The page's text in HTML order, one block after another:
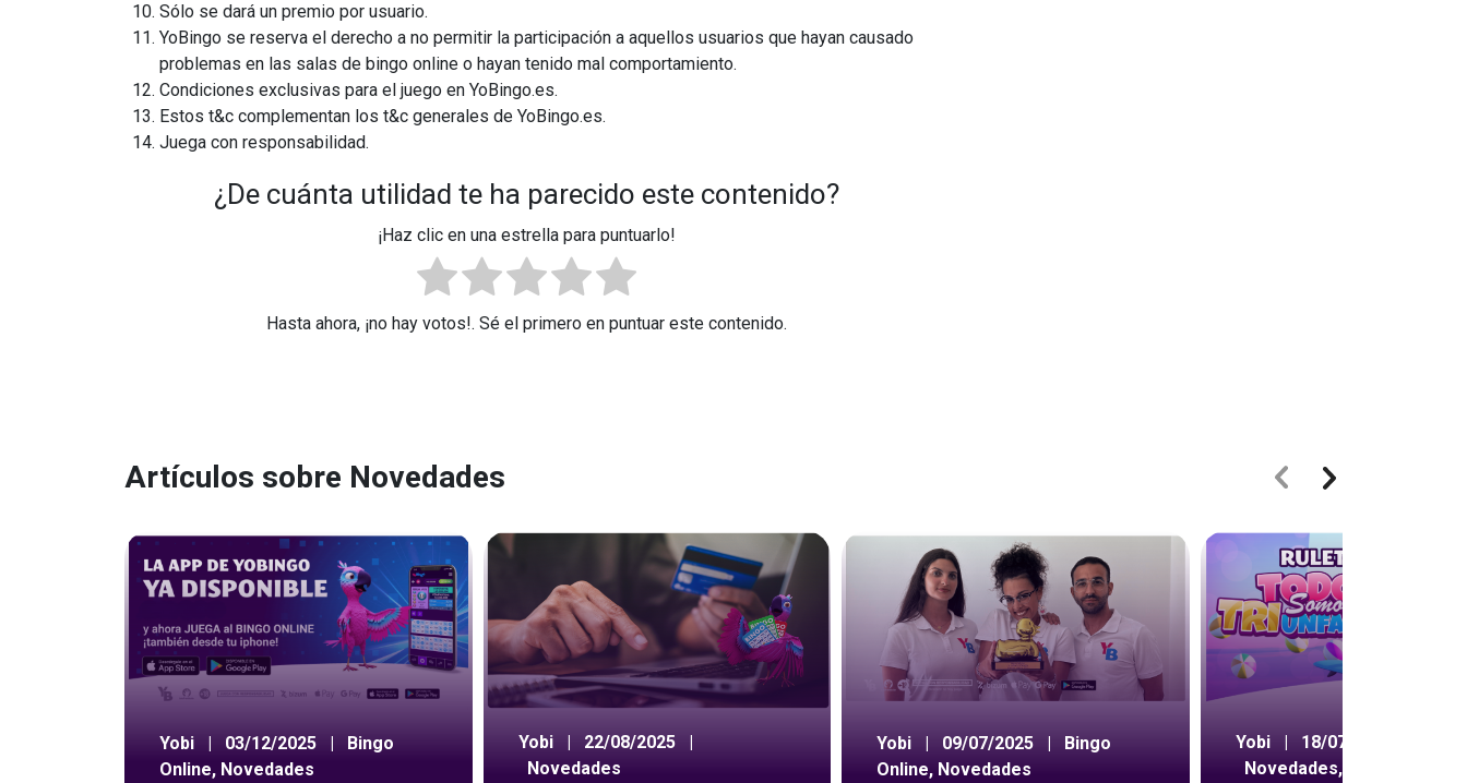
Sólo se dará un premio por usuario.
YoBingo se reserva el derecho a no permitir la participación a aquellos usuarios que hayan causado
problemas en las salas de bingo online o hayan tenido mal comportamiento.
Condiciones exclusivas para el juego en YoBingo.es.
Estos t&c complementan los t&c generales de YoBingo.es.
Juega con responsabilidad.
¿De cuánta utilidad te ha parecido este contenido?
¡Haz clic en una estrella para puntuarlo!
Hasta ahora, ¡no hay votos!. Sé el primero en puntuar este contenido.
Artículos sobre Novedades
Yobi | 03/12/2025 |
Bingo
Online, Novedades
Yobi 22/08/2025
Novedades
Yobi | 09/07/2025 |
Bingo
Online, Novedades
Yobi 18/07/2024
Novedades,